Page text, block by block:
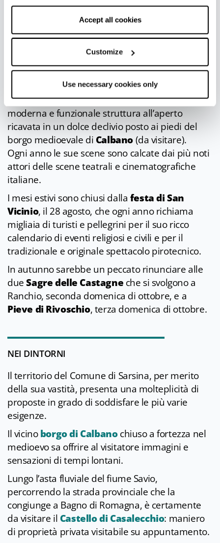
cookies only” and only the technical cookies for the
correct functioning of the website will be used.
Accept all cookies
Customize
Use necessary cookies only
indubbiamente uno dei più importanti e longevi
festival teatrali d’Europa. La sua mission è di
onorare l’illustre sarsinate Tito Maccio Plauto, e
con esso l’antica e nobile arte del teatro con una
particolare attenzione verso il repertorio tratto
dal dramma antico.
Il Plautus Festival si svolge, nei mesi di luglio e
agosto, all’interno dell’Arena Plautina: una
moderna e funzionale struttura all’aperto
ricavata in un dolce declivio posto ai piedi del
borgo medioevale di Calbano(da visitare).
Ogni anno le sue scene sono calcate dai più noti
attori delle scene teatrali e cinematografiche
italiane.
I mesi estivi sono chiusi dalla festa di San
Vicinio, il 28 agosto, che ogni anno richiama
migliaia di turisti e pellegrini per il suo ricco
calendario di eventi religiosi e civili e per il
tradizionale e originale spettacolo pirotecnico.
In autunno sarebbe un peccato rinunciare alle
dueSagre delle Castagne che si svolgono a
Ranchio, seconda domenica di ottobre, e a
Pieve di Rivoschio, terza domenica di ottobre.
NEI DINTORNI
Il territorio del Comune di Sarsina, per merito
della sua vastità, presenta una molteplicità di
proposte in grado di soddisfare le più varie
esigenze.
Il vicinoborgo di Calbanochiuso a fortezza nel
medioevo sa offrire al visitatore immagini e
sensazioni di tempi lontani.
Lungo l’asta fluviale del fiume Savio,
percorrendo la strada provinciale che la
congiunge a Bagno di Romagna, è certamente
da visitare il Castello di Casalecchio: maniero
di proprietà privata visitabile su appuntamento.